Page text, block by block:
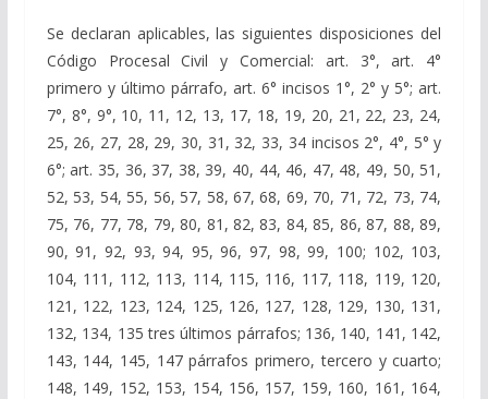
Se declaran aplicables, las siguientes disposiciones del
Código Procesal Civil y Comercial: art. 3°, art. 4°
primero y último párrafo, art. 6° incisos 1°, 2° y 5°; art.
7°, 8°, 9°, 10, 11, 12, 13, 17, 18, 19, 20, 21, 22, 23, 24,
25, 26, 27, 28, 29, 30, 31, 32, 33, 34 incisos 2°, 4°, 5° y
6°; art. 35, 36, 37, 38, 39, 40, 44, 46, 47, 48, 49, 50, 51,
52, 53, 54, 55, 56, 57, 58, 67, 68, 69, 70, 71, 72, 73, 74,
75, 76, 77, 78, 79, 80, 81, 82, 83, 84, 85, 86, 87, 88, 89,
90, 91, 92, 93, 94, 95, 96, 97, 98, 99, 100; 102, 103,
104, 111, 112, 113, 114, 115, 116, 117, 118, 119, 120,
121, 122, 123, 124, 125, 126, 127, 128, 129, 130, 131,
132, 134, 135 tres últimos párrafos; 136, 140, 141, 142,
143, 144, 145, 147 párrafos primero, tercero y cuarto;
148, 149, 152, 153, 154, 156, 157, 159, 160, 161, 164,